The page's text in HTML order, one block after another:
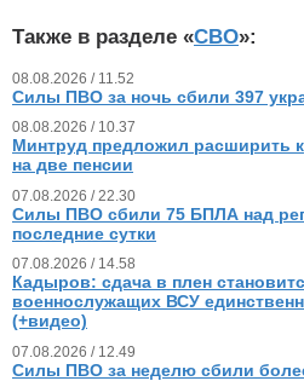
Также в разделе «СВО»:
08.08.2026 / 11.52
Силы ПВО за ночь сбили 397
08.08.2026 / 10.37
Минтруд предложил расширить
на две пенсии
07.08.2026 / 22.30
Силы ПВО сбили 75 БПЛА над
последние сутки
07.08.2026 / 14.58
Кадыров: сдача в плен
военнослужащих ВСУ
(+видео)
07.08.2026 / 12.49
Силы ПВО за неделю сбили